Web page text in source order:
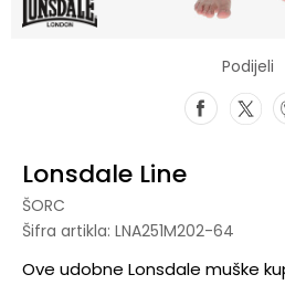
Podijeli
Lonsdale Line
ŠORC
Šifra artikla: LNA251M202-64
Ove udobne Lonsdale muške